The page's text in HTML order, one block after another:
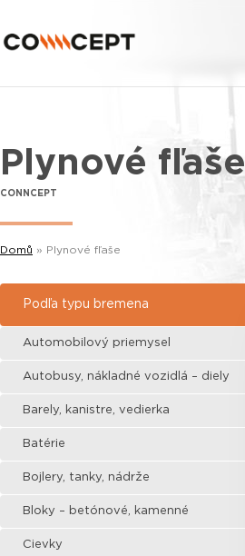
Plynové fľaše
CONNCEPT
Domů » Plynové fľaše
Podľa typu bremena
Automobilový priemysel
Autobusy, nákladné vozidlá – diely
Barely, kanistre, vedierka
Batérie
Bojlery, tanky, nádrže
Bloky – betónové, kamenné
Cievky